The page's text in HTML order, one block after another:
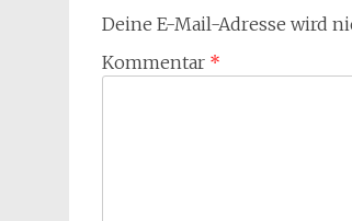
Deine E-Mail-Adresse wird
Kommentar *